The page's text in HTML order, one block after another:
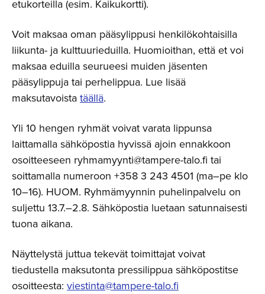
etukorteilla (esim. Kaikukortti).
Voit maksaa oman pääsylippusi henkilökohtaisilla
liikunta- ja kulttuurieduilla. Huomioithan, että et voi
maksaa eduilla seurueesi muiden jäsenten
pääsylippuja tai perhelippua. Lue lisää
maksutavoistatäällä.
Yli 10 hengen ryhmät voivat varata lippunsa
laittamalla sähköpostia hyvissä ajoin ennakkoon
osoitteeseen ryhmamyynti@tampere-talo.fi tai
soittamalla numeroon +358 3 243 4501 (ma–pe klo
10–16). HUOM. Ryhmämyynnin puhelinpalvelu on
suljettu 13.7.–2.8. Sähköpostia luetaan satunnaisesti
tuona aikana.
Näyttelystä juttua tekevät toimittajat voivat
tiedustella maksutonta pressilippua sähköpostitse
osoitteesta: viestinta@tampere-talo.fi